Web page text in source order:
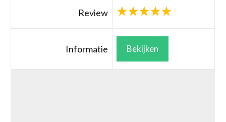
Review
Informatie Bekijken